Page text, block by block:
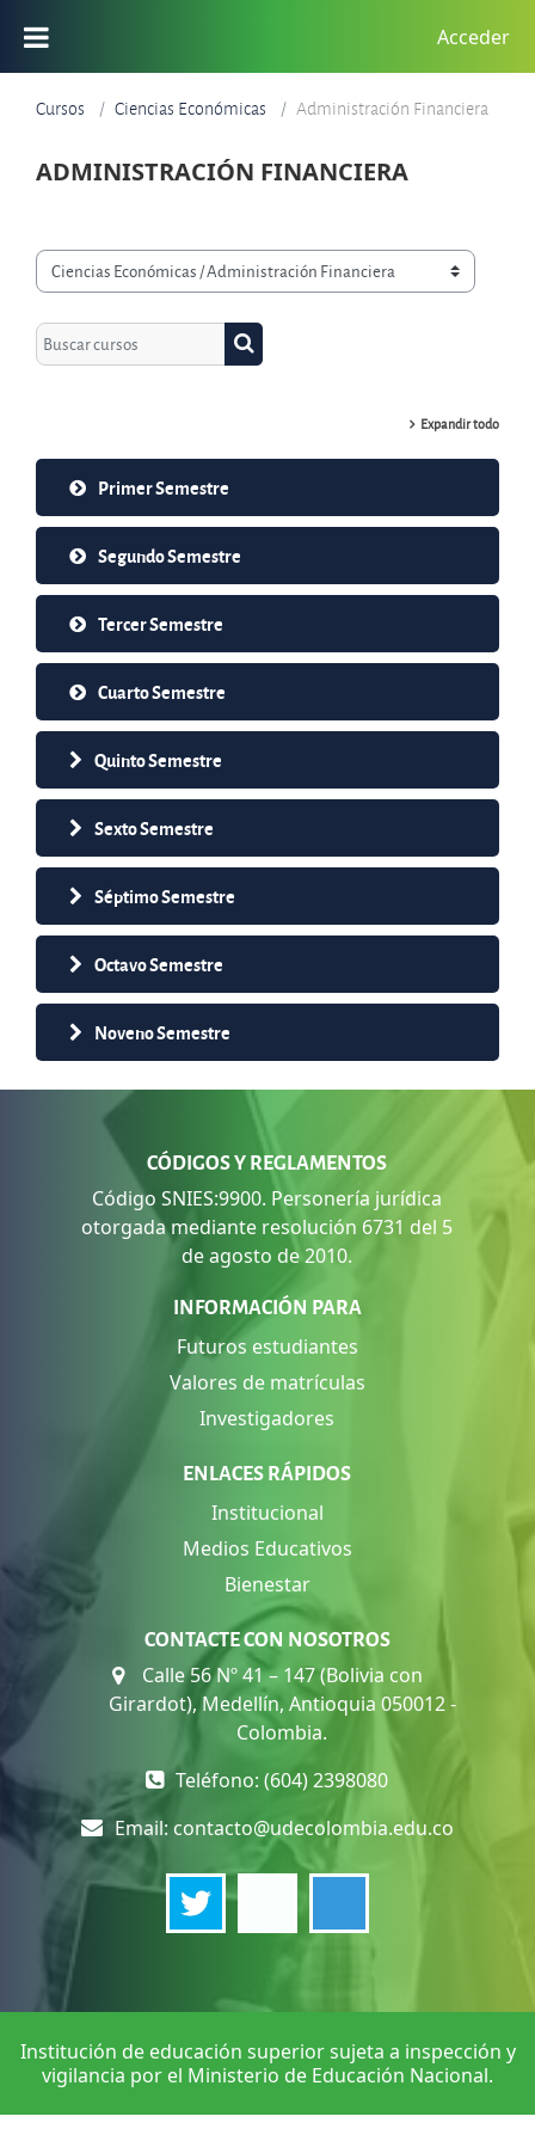
Acceder
Cursos Ciencias Económicas Administración Financiera
ADMINISTRACIÓN FINANCIERA
Categorías de curso
Buscar cursos
Buscar cursos
Expandir todo
Primer Semestre
Segundo Semestre
Tercer Semestre
Cuarto Semestre
Quinto Semestre
Sexto Semestre
Séptimo Semestre
Octavo Semestre
Noveno Semestre
CÓDIGOS Y REGLAMENTOS
Código SNIES:9900. Personería jurídica
otorgada mediante resolución 6731 del 5
de agosto de 2010.
INFORMACIÓN PARA
Futuros estudiantes
Valores de matrículas
Investigadores
ENLACES RÁPIDOS
Institucional
Medios Educativos
Bienestar
CONTACTE CON NOSOTROS
Calle 56 Nº 41 – 147 (Bolivia con
Girardot), Medellín, Antioquia 050012 -
Colombia.
Teléfono: (604) 2398080
Email:contacto@udecolombia.edu.co
Institución de educación superior sujeta a inspección y
vigilancia por el Ministerio de Educación Nacional.